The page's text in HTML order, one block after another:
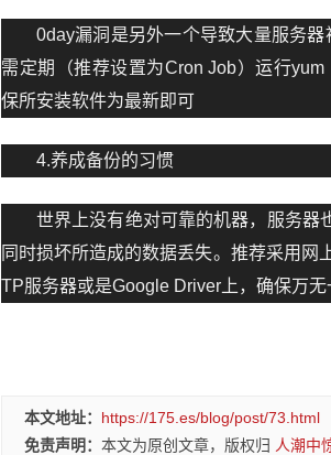
0day漏洞是另外一个导致大量服务
需定期（推荐设置为Cron Job）运行
保所安装软件为最新即可
4.养成备份的习惯
世界上没有绝对可靠的机器，服务器
同时损坏所造成的数据丢失。推荐采用网
TP服务器或是Google Driver上，确保万无
本文地址： https://175.es/blog/post/73.html
免责声明： 本文为原创文章，版权归 人潮中